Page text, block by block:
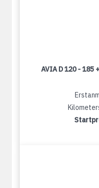
AVIA D 120 - 185